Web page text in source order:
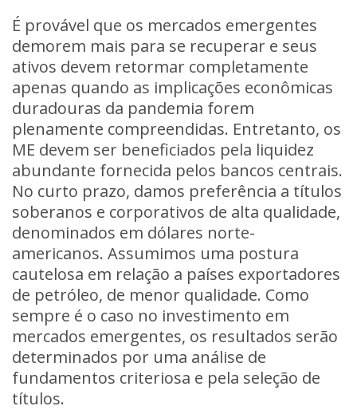
É provável que os mercados emergentes
demorem mais para se recuperar e seus
ativos devem retormar completamente
apenas quando as implicações econômicas
duradouras da pandemia forem
plenamente compreendidas. Entretanto, os
ME devem ser beneficiados pela liquidez
abundante fornecida pelos bancos centrais.
No curto prazo, damos preferência a títulos
soberanos e corporativos de alta qualidade,
denominados em dólares norte-
americanos. Assumimos uma postura
cautelosa em relação a países exportadores
de petróleo, de menor qualidade. Como
sempre é o caso no investimento em
mercados emergentes, os resultados serão
determinados por uma análise de
fundamentos criteriosa e pela seleção de
títulos.